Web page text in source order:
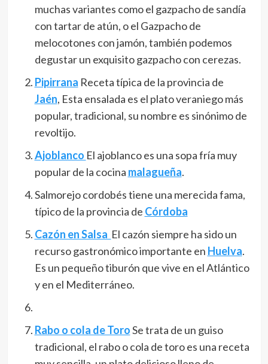
muchas variantes como el gazpacho de sandía
con tartar de atún, o el Gazpacho de
melocotones con jamón, también podemos
degustar un exquisito gazpacho con cerezas.
Pipirrana Receta típica de la provincia de
Jaén, Esta ensalada es el plato veraniego más
popular, tradicional, su nombre es sinónimo de
revoltijo.
Ajoblanco El ajoblanco es una sopa fría muy
popular de la cocina malagueña.​
Salmorejo cordobés tiene una merecida fama,
típico de la provincia de Córdoba
Cazón en Salsa El cazón siempre ha sido un
recurso gastronómico importante en Huelva.
Es un pequeño tiburón que vive en el Atlántico
y en el Mediterráneo.
Rabo o cola de ToroSe trata de un guiso
tradicional, el rabo o cola de toro es una receta